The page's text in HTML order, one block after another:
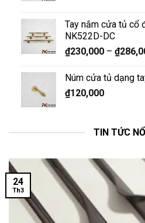
Tay nắm cửa tủ cổ
NK522D-DC
₫230,000– ₫
Núm cửa tủ dạng
₫120,000
TIN TỨC
24
Th3